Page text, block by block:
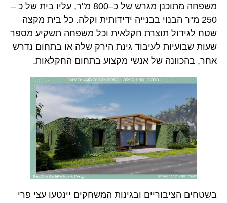
משפחה מתוכנן מגרש של כ–800 מ"ר, עליו בית של כ –
250 מ"ר הבנוי בבנייה ידידותית וקלה. כל בית מקצה
שטח לגידול תוצרת חקלאית וכל משפחה תשקיע מספר
שעות שבועיות לעיבוד גינת הירק שלה או בתחום נדרש
אחר, בהכוונה של אנשי מקצוע בתחום החקלאות.
בשטחים הציבוריים ובגינות המשחקים יינטעו עצי פרי